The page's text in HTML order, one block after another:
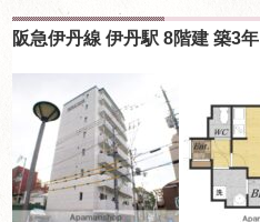
阪急伊丹線 伊丹駅 8階建 築3年